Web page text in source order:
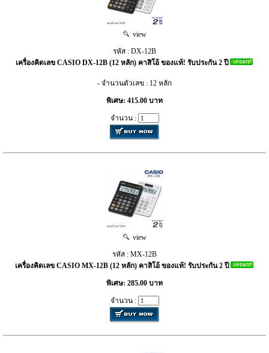
view
รหัส : DX-12B
เครื่องคิดเลข CASIO DX-12B (12 หลัก) คาสิโอ้ ของแท้! รับประกัน 2 ปี
- จำนวนตัวเลข : 12 หลัก
พิเศษ: 415.00 บาท
จำนวน :
view
รหัส : MX-12B
เครื่องคิดเลข CASIO MX-12B (12 หลัก) คาสิโอ้ ของแท้! รับประกัน 2 ปี
พิเศษ: 285.00 บาท
จำนวน :